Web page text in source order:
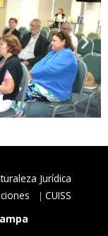
Jurídica
CUISS